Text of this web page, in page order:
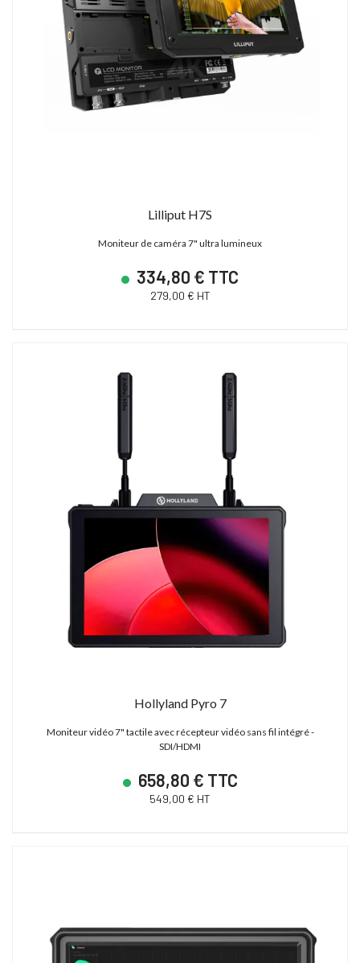
Lilliput H7S
Moniteur de caméra 7" ultra lumineux
334,80 € TTC
279,00 € HT
Hollyland Pyro 7
Moniteur vidéo 7" tactile avec récepteur vidéo sans fil intégré -
SDI/HDMI
658,80 € TTC
549,00 € HT